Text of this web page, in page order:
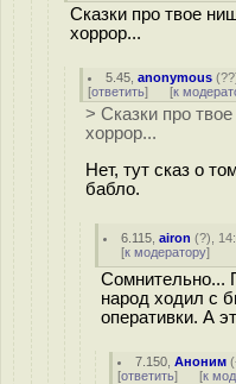
Сказки про твое
хоррор...
5.45 ,anonymous (??
[ответить] [к
> Сказки про
хоррор...
Нет, тут сказ о
бабло.
6.115 ,airon (?),
[к модератору]
Сомнительно...
народ ходил с
оперативки. А
7.150 ,Аноним (
[ответить] [к